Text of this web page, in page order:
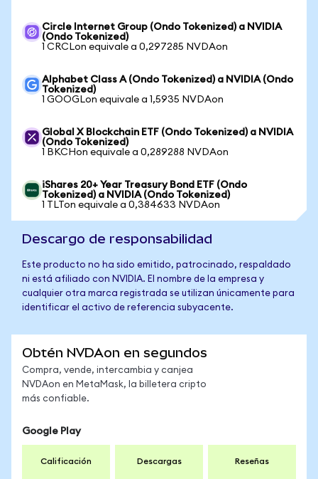
Circle Internet Group (Ondo Tokenized) a NVIDIA
(Ondo Tokenized)
1 CRCLon equivale a 0,297285 NVDAon
Alphabet Class A (Ondo Tokenized) a NVIDIA (Ondo
Tokenized)
1 GOOGLon equivale a 1,5935 NVDAon
Global X Blockchain ETF (Ondo Tokenized) a NVIDIA
(Ondo Tokenized)
1 BKCHon equivale a 0,289288 NVDAon
iShares 20+ Year Treasury Bond ETF (Ondo
Tokenized) a NVIDIA (Ondo Tokenized)
1 TLTon equivale a 0,384633 NVDAon
Descargo de responsabilidad
Este producto no ha sido emitido, patrocinado, respaldado
ni está afiliado con NVIDIA. El nombre de la empresa y
cualquier otra marca registrada se utilizan únicamente para
identificar el activo de referencia subyacente.
Obtén NVDAon en segundos
Compra, vende, intercambia y canjea
NVDAon en MetaMask, la billetera cripto
más confiable.
Google Play
Calificación Descargas Reseñas